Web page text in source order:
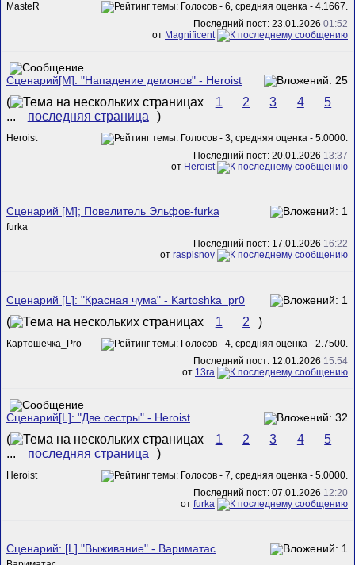
MasteR
Последний пост: 23.01.2026 01:52
от Magnificent
Сценарий[M]: "Нападение демонов" - Heroist
( 1 2 3 4
5
...
последняя страница )
Heroist
Последний пост: 20.01.2026 13:37
от Heroist
Сценарий [M]; Повелитель Эльфов-furka
furka
Последний пост: 17.01.2026 16:22
от raspisnoy
Сценарий [L]: "Красная чума" - Kartoshka_pr0
( 1 2 )
Картошечка_Pro
Последний пост: 12.01.2026 15:54
от 13га
Сценарий[L]: "Две сестры" - Heroist
( 1 2 3 4
5
...
последняя страница )
Heroist
Последний пост: 07.01.2026 12:20
от furka
Сценарий: [L] "Выживание" - Вариматас